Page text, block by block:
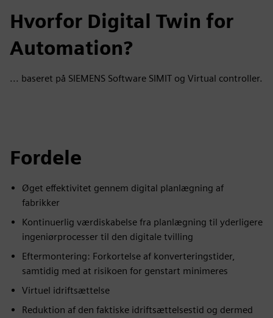
Hvorfor Digital Twin for
Automation?
... baseret på SIEMENS Software SIMIT og Virtual controller.
Fordele
Øget effektivitet gennem digital planlægning af
fabrikker
Kontinuerlig værdiskabelse fra planlægning til yderligere
ingeniørprocesser til den digitale tvilling
Eftermontering: Forkortelse af konverteringstider,
samtidig med at risikoen for genstart minimeres
Virtuel idriftsættelse
Reduktion af den faktiske idriftsættelsestid og dermed